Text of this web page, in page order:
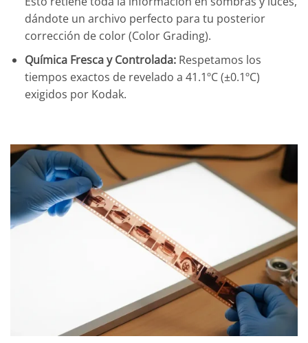
dándote un archivo perfecto para tu posterior
corrección de color (Color Grading).
Química Fresca y Controlada:Respetamos los
tiempos exactos de revelado a 41.1ºC (±0.1ºC)
exigidos por Kodak.